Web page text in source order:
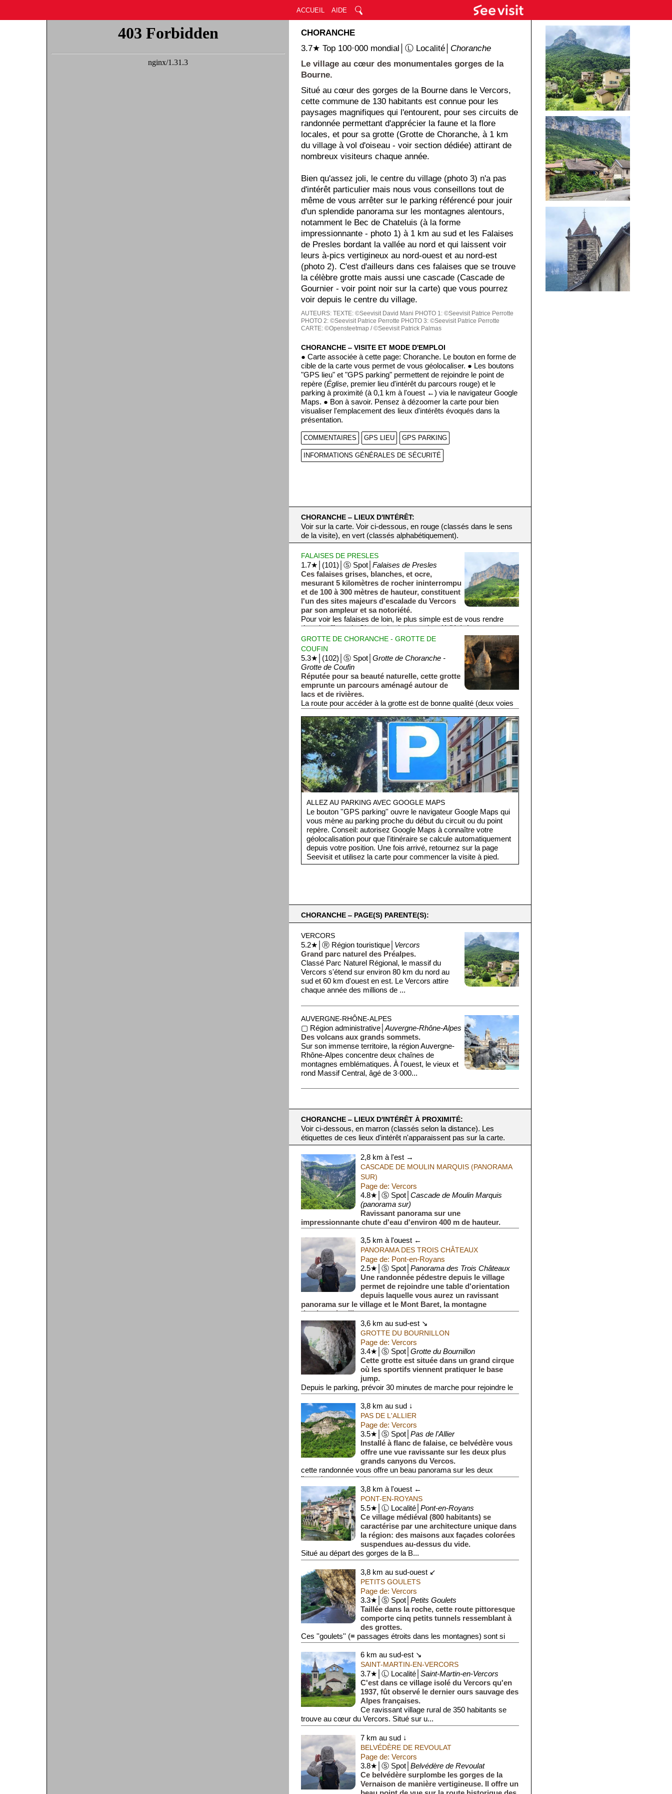
ACCUEIL AIDE
CHORANCHE
3.7★ Top 100·000 mondial│Ⓛ Localité│ Choranche
Le village au cœur des monumentales gorges de la
Bourne.
Situé au cœur des gorges de la Bourne dans le Vercors,
cette commune de 130 habitants est connue pour les
paysages magnifiques qui l'entourent, pour ses circuits de
randonnée permettant d'apprécier la faune et la flore
locales, et pour sa grotte (Grotte de Choranche, à 1 km
du village à vol d'oiseau - voir section dédiée) attirant de
nombreux visiteurs chaque année.
Bien qu'assez joli, le centre du village (photo 3) n'a pas
d'intérêt particulier mais nous vous conseillons tout de
même de vous arrêter sur le parking référencé pour jouir
d'un splendide panorama sur les montagnes alentours,
notamment le Bec de Chateluis (à la forme
impressionnante - photo 1) à 1 km au sud et les Falaises
de Presles bordant la vallée au nord et qui laissent voir
leurs à-pics vertigineux au nord-ouest et au nord-est
(photo 2). C'est d'ailleurs dans ces falaises que se trouve
la célèbre grotte mais aussi une cascade (Cascade de
Gournier - voir point noir sur la carte) que vous pourrez
voir depuis le centre du village.
AUTEURS:TEXTE: ©Seevisit David Mani PHOTO 1: ©Seevisit Patrice Perrotte
PHOTO 2: ©Seevisit Patrice Perrotte PHOTO 3: ©Seevisit Patrice Perrotte
CARTE: ©Opensteetmap / ©Seevisit Patrick Palmas
CHORANCHE ‒ VISITE ET MODE D'EMPLOI
● Carte associée à cette page: Choranche. Le bouton en forme de
cible de la carte vous permet de vous géolocaliser. ● Les boutons
"GPS lieu" et "GPS parking" permettent de rejoindre le point de
repère (Église, premier lieu d'intérêt du parcours rouge) et le
parking à proximité (à 0,1 km à l'ouest ←) via le navigateur Google
Maps. ● Bon à savoir. Pensez à dézoomer la carte pour bien
visualiser l'emplacement des lieux d'intérêts évoqués dans la
présentation.
COMMENTAIRES GPS LIEU GPS PARKING
INFORMATIONS GÉNÉRALES DE SÉCURITÉ
CHORANCHE ‒ LIEUX D'INTÉRÊT:
Voir sur la carte. Voir ci-dessous, en rouge (classés dans le sens
de la visite), en vert (classés alphabétiquement).
FALAISES DE PRESLES
1.7★│(101)│Ⓢ Spot│Falaises de Presles
Ces falaises grises, blanches, et ocre,
mesurant 5 kilomètres de rocher ininterrompu
et de 100 à 300 mètres de hauteur, constituent
l'un des sites majeurs d'escalade du Vercors
par son ampleur et sa notoriété.
Pour voir les falaises de loin, le plus simple est de vous rendre
dans le village de Choranche (voir section dédiée). Les
randonneurs pourront se rendre au pied ou au sommet des
falaises grâce à plusieurs chemins de randonnée.
GROTTE DE CHORANCHE - GROTTE DE
COUFIN
5.3★│(102)│Ⓢ Spot│Grotte de Choranche -
Grotte de Coufin
Réputée pour sa beauté naturelle, cette grotte
emprunte un parcours aménagé autour de
lacs et de rivières.
La route pour accéder à la grotte est de bonne qualité (deux voies
toute la longueur, ce qui pourra effrayer les visiteurs sujets au
vertige.
Sur place (au niveau de la billetterie - photo 2), vous trouverez des
toilettes, un magasin de souvenirs et un snack-bar. L'entrée de la
grotte se trouve à environ 300 mètres au nord de la billetterie. La
visite (visite guidée uniquement) dure environ une heure.
ALLEZ AU PARKING AVEC GOOGLE MAPS
Le bouton ''GPS parking'' ouvre le navigateur Google Maps qui
vous mène au parking proche du début du circuit ou du point
repère. Conseil: autorisez Google Maps à connaître votre
géolocalisation pour que l'itinéraire se calcule automatiquement
depuis votre position. Une fois arrivé, retournez sur la page
Seevisit et utilisez la carte pour commencer la visite à pied.
CHORANCHE ‒ PAGE(S) PARENTE(S):
VERCORS
5.2★│Ⓡ Région touristique│ Vercors
Grand parc naturel des Préalpes.
Classé Parc Naturel Régional, le massif du
Vercors s'étend sur environ 80 km du nord au
sud et 60 km d'ouest en est. Le Vercors attire
chaque année des millions de ...
AUVERGNE-RHÔNE-ALPES
▢ Région administrative│Auvergne-Rhône-Alpes
Des volcans aux grands sommets.
Sur son immense territoire, la région Auvergne-
Rhône-Alpes concentre deux chaînes de
montagnes emblématiques. À l'ouest, le vieux et
rond Massif Central, âgé de 3·000...
CHORANCHE ‒ LIEUX D'INTÉRÊT À PROXIMITÉ:
Voir ci-dessous, en marron (classés selon la distance). Les
étiquettes de ces lieux d'intérêt n'apparaissent pas sur la carte.
2,8 km à l'est →
CASCADE DE MOULIN MARQUIS (PANORAMA
SUR)
Page de: Vercors
4.8★│Ⓢ Spot│ Cascade de Moulin Marquis
(panorama sur)
Ravissant panorama sur une
impressionnante chute d'eau d'environ 400 m de hauteur.
3,5 km à l'ouest ←
PANORAMA DES TROIS CHÂTEAUX
Page de: Pont-en-Royans
2.5★│Ⓢ Spot│ Panorama des Trois Châteaux
Une randonnée pédestre depuis le village
permet de rejoindre une table d'orientation
depuis laquelle vous aurez un ravissant
panorama sur le village et le Mont Baret, la montagne
dominant le villag...
3,6 km au sud-est ↘
GROTTE DU BOURNILLON
Page de: Vercors
3.4★│Ⓢ Spot│ Grotte du Bournillon
Cette grotte est située dans un grand cirque
où les sportifs viennent pratiquer le base
jump.
Depuis le parking, prévoir 30 minutes de marche pour rejoindre le
cirque. Il n'est pas possible de vis...
3,8 km au sud ↓
PAS DE L'ALLIER
Page de: Vercors
3.5★│Ⓢ Spot│ Pas de l'Allier
Installé à flanc de falaise, ce belvédère vous
offre une vue ravissante sur les deux plus
grands canyons du Vercos.
cette randonnée vous offre un beau panorama sur les deux
''grands canyons'' du...
3,8 km à l'ouest ←
PONT-EN-ROYANS
5.5★│Ⓛ Localité│ Pont-en-Royans
Ce village médiéval (800 habitants) se
caractérise par une architecture unique dans
la région: des maisons aux façades colorées
suspendues au-dessus du vide.
Situé au départ des gorges de la B...
3,8 km au sud-ouest ↙
PETITS GOULETS
Page de: Vercors
3.3★│Ⓢ Spot│ Petits Goulets
Taillée dans la roche, cette route pittoresque
comporte cinq petits tunnels ressemblant à
des grottes.
Ces ''goulets'' (≡ passages étroits dans les montagnes) sont si
profonds et fermés que le sol...
6 km au sud-est ↘
SAINT-MARTIN-EN-VERCORS
3.7★│Ⓛ Localité│ Saint-Martin-en-Vercors
C'est dans ce village isolé du Vercors qu'en
1937, fût observé le dernier ours sauvage des
Alpes françaises.
Ce ravissant village rural de 350 habitants se
trouve au cœur du Vercors. Situé sur u...
7 km au sud ↓
BELVÉDÈRE DE REVOULAT
Page de: Vercors
3.8★│Ⓢ Spot│ Belvédère de Revoulat
Ce belvédère surplombe les gorges de la
Vernaison de manière vertigineuse. Il offre un